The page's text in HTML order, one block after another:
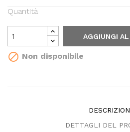
Quantità
AGGIUNGI
 Non disponibile
DETTAGLI DEL